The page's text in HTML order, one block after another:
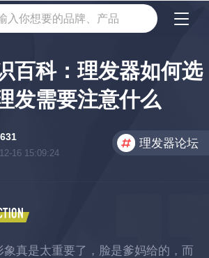
入你想要的品牌、产品
百科：理发器如何选
发需要注意什么
16 15:09:24
理发器论坛
象真是太重要了，脸是爹妈给的，而